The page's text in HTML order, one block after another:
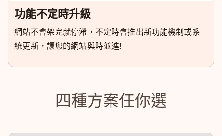
功能不定時升級
網站不會架完就停滯，不定時會推出新功能機制或系
統更新，讓您的網站與時並進!
四種方案任你選